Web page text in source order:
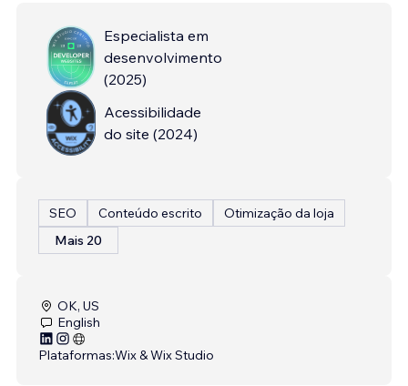
Especialista em
desenvolvimento
(2025)
Acessibilidade
do site (2024)
SEO Conteúdo escrito
Otimização da loja
Mais 20
OK, US
English
Plataformas:Wix & Wix Studio